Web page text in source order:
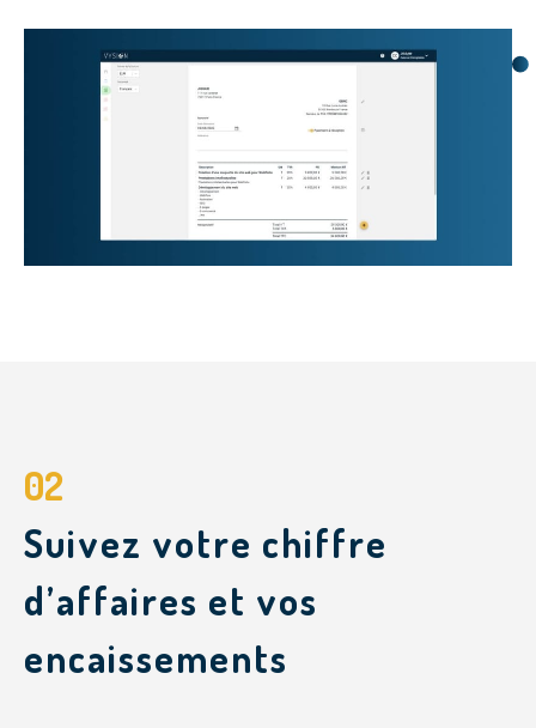
02
Suivez votre chiffre
d’affaires et vos
encaissements